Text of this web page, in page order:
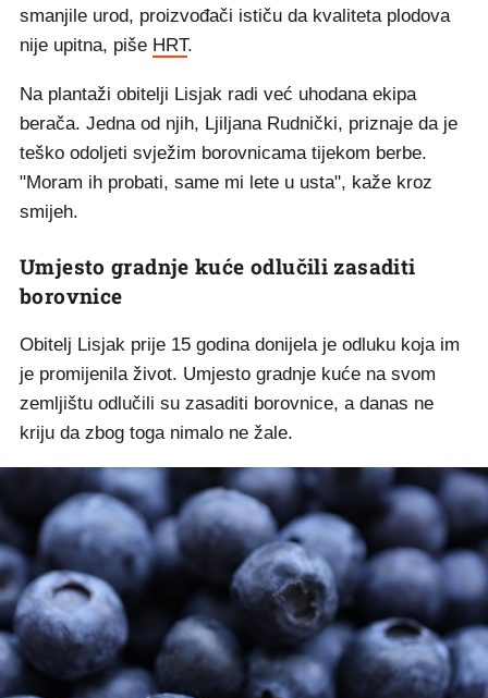
smanjile urod, proizvođači ističu da kvaliteta plodova
nije upitna, piše HRT.
Na plantaži obitelji Lisjak radi već uhodana ekipa
berača. Jedna od njih, Ljiljana Rudnički, priznaje da je
teško odoljeti svježim borovnicama tijekom berbe.
"Moram ih probati, same mi lete u usta", kaže kroz
smijeh.
Umjesto gradnje kuće odlučili zasaditi
borovnice
Obitelj Lisjak prije 15 godina donijela je odluku koja im
je promijenila život. Umjesto gradnje kuće na svom
zemljištu odlučili su zasaditi borovnice, a danas ne
kriju da zbog toga nimalo ne žale.